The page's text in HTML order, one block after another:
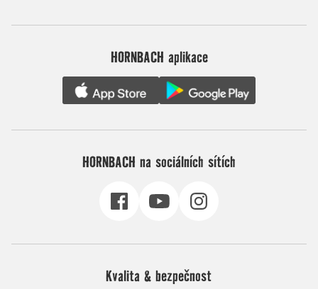
HORNBACH aplikace
HORNBACH na sociálních sítích
Kvalita & bezpečnost